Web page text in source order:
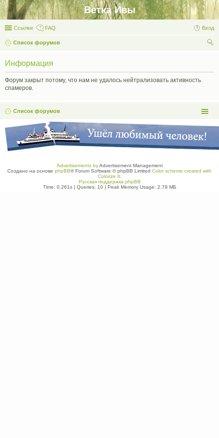
Ветка Ивы
Ссылки FAQ Вход
Список форумов
Информация
Форум закрыт потому, что нам не удалось нейтрализовать активность
спамеров.
Список форумов
Advertisements byAdvertisement Management
Создано на основе phpBB® Forum Software © phpBB Limited Color scheme created with
Colorize It.
Русская поддержка phpBB
Time: 0.261s| Queries: 10| Peak Memory Usage: 2.79 МБ